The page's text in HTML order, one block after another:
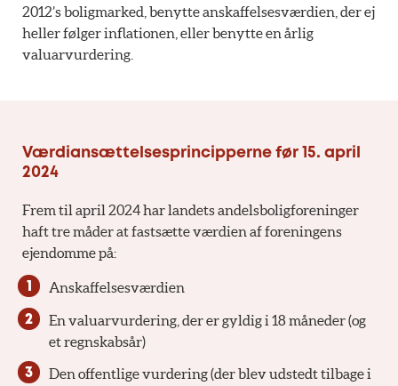
2012’s boligmarked, benytte anskaffelsesværdien, der ej
heller følger inflationen, eller benytte en årlig
valuarvurdering.
Værdiansættelsesprincipperne før 15. april
2024
Frem til april 2024 har landets andelsboligforeninger
haft tre måder at fastsætte værdien af foreningens
ejendomme på:
Anskaffelsesværdien
En valuarvurdering, der er gyldig i 18 måneder (og
et regnskabsår)
Den offentlige vurdering (der blev udstedt tilbage i